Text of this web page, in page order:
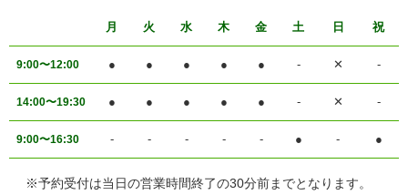
月 火 水 木 金 土 日 祝
9:00〜12:00 ● ● ● ● ● - ✕ -
14:00〜19:30 ● ● ● ● ● - ✕ -
9:00〜16:30 - - - - - ● - ●
※予約受付は当日の営業時間終了の30分前までとなります。